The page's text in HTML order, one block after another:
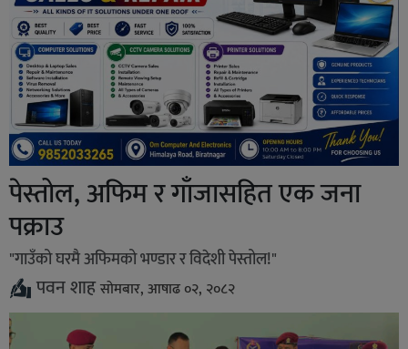
पेस्तोल, अफिम र गाँजासहित एक जना
पक्राउ
"गाउँको घरमै अफिमको भण्डार र विदेशी पेस्तोल!"
पवन शाहसोमबार, आषाढ ०२, २०८२